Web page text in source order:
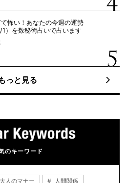
怖い！あなたの今週の運勢
1）を数秘術占いで占います
もっと見る
のキーワード
大人のマナー
人間関係